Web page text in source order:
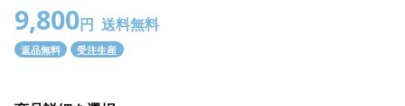
9,800円 送料無料
返品無料 受注生産